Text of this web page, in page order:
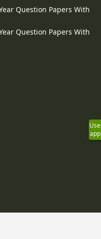
Question Papers With
Question Papers With
Use
app